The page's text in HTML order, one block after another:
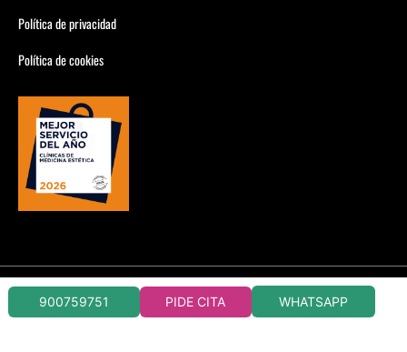
Política de privacidad
Política de cookies
CLÍNICAS DORSIA CIRUGÍA Y MEDICINA ESTÉTICA
CONSULTA CONDICIONES EN TU CLÍNICA DORSIA
LLAMADA 900759751
900759751 PIDE CITA WHATSAPP